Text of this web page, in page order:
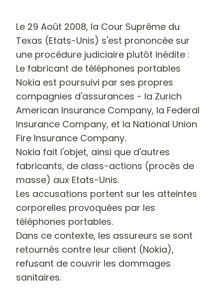
Le 29 Août 2008, la Cour Suprême du
Texas (Etats-Unis) s'est prononcée sur
une procédure judiciaire plutôt inédite :
Le fabricant de téléphones portables
Nokia est poursuivi par ses propres
compagnies d'assurances - la Zurich
American Insurance Company, la Federal
Insurance Company, et la National Union
Fire Insurance Company.
Nokia fait l'objet, ainsi que d'autres
fabricants, de class-actions (procès de
masse) aux Etats-Unis.
Les accusations portent sur les atteintes
corporelles provoquées par les
téléphones portables.
Dans ce contexte, les assureurs se sont
retournés contre leur client (Nokia),
refusant de couvrir les dommages
sanitaires.